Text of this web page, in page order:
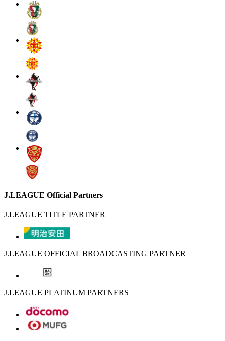
J.LEAGUE Official Partners
J.LEAGUE TITLE PARTNER
J.LEAGUE OFFICIAL BROADCASTING PARTNER
J.LEAGUE PLATINUM PARTNERS